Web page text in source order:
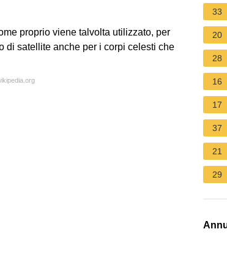
proprio viene talvolta utilizzato, per
di satellite anche per i corpi celesti che
33
20
28
16
17
37
21
29